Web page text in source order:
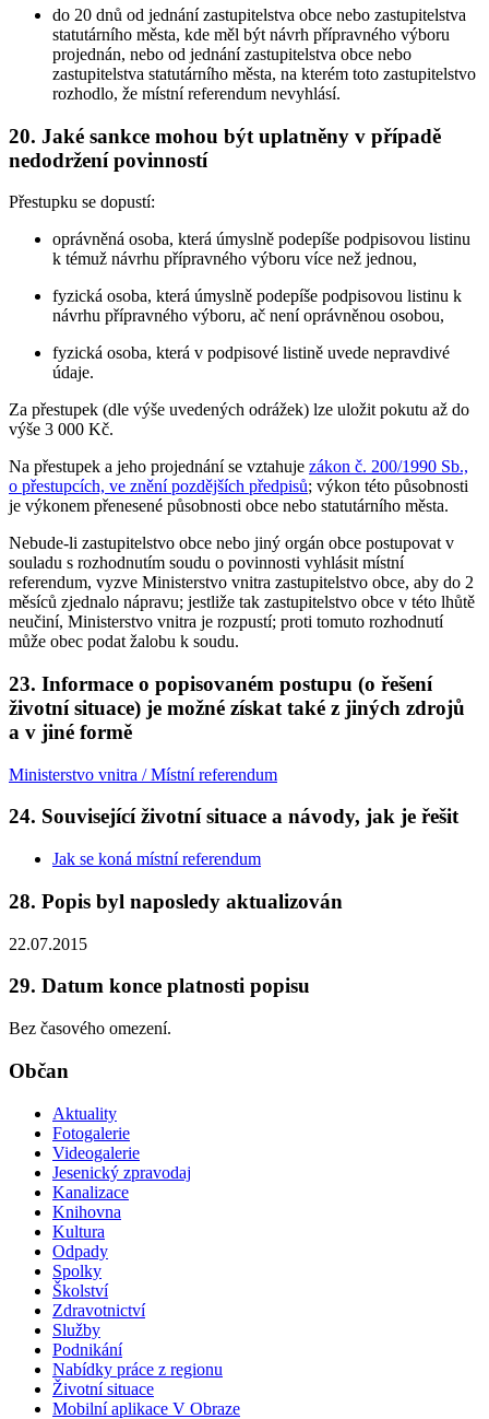
do 20 dnů od jednání zastupitelstva obce nebo zastupitelstva
statutárního města, kde měl být návrh přípravného výboru
projednán, nebo od jednání zastupitelstva obce nebo
zastupitelstva statutárního města, na kterém toto zastupitelstvo
rozhodlo, že místní referendum nevyhlásí.
20. Jaké sankce mohou být uplatněny v případě
nedodržení povinností
Přestupku se dopustí:
oprávněná osoba, která úmyslně podepíše podpisovou listinu
k témuž návrhu přípravného výboru více než jednou,
fyzická osoba, která úmyslně podepíše podpisovou listinu k
návrhu přípravného výboru, ač není oprávněnou osobou,
fyzická osoba, která v podpisové listině uvede nepravdivé
údaje.
Za přestupek (dle výše uvedených odrážek) lze uložit pokutu až do
výše 3 000 Kč.
Na přestupek a jeho projednání se vztahuje zákon č. 200/1990 Sb.,
o přestupcích, ve znění pozdějších předpisů; výkon této působnosti
je výkonem přenesené působnosti obce nebo statutárního města.
Nebude-li zastupitelstvo obce nebo jiný orgán obce postupovat v
souladu s rozhodnutím soudu o povinnosti vyhlásit místní
referendum, vyzve Ministerstvo vnitra zastupitelstvo obce, aby do 2
měsíců zjednalo nápravu; jestliže tak zastupitelstvo obce v této lhůtě
neučiní, Ministerstvo vnitra je rozpustí; proti tomuto rozhodnutí
může obec podat žalobu k soudu.
23. Informace o popisovaném postupu (o řešení
životní situace) je možné získat také z jiných zdrojů
a v jiné formě
Ministerstvo vnitra / Místní referendum
24. Související životní situace a návody, jak je řešit
Jak se koná místní referendum
28. Popis byl naposledy aktualizován
22.07.2015
29. Datum konce platnosti popisu
Bez časového omezení.
Občan
Aktuality
Fotogalerie
Videogalerie
Jesenický zpravodaj
Kanalizace
Knihovna
Kultura
Odpady
Spolky
Školství
Zdravotnictví
Služby
Podnikání
Nabídky práce z regionu
Životní situace
Mobilní aplikace V Obraze